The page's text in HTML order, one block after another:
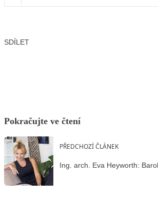
SDÍLET
Pokračujte ve čtení
PŘEDCHOZÍ ČLÁNEK
Ing. arch. Eva Heyworth: